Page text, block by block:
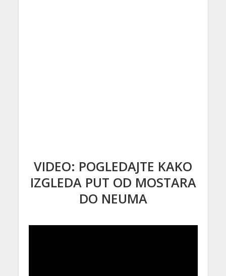
VIDEO: POGLEDAJTE KAKO
IZGLEDA PUT OD MOSTARA
DO NEUMA